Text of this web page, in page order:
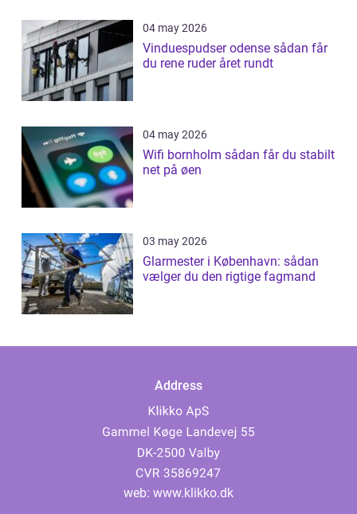
04 may 2026
Vinduespudser odense sådan får
du rene ruder året rundt
04 may 2026
Wifi bornholm sådan får du stabilt
net på øen
03 may 2026
Glarmester i København: sådan
vælger du den rigtige fagmand
Address
web: www.klikko.dk